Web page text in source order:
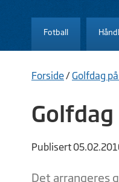
Fotball
Forside/Golfdag
Golfdag
Publisert
Det arrangeres